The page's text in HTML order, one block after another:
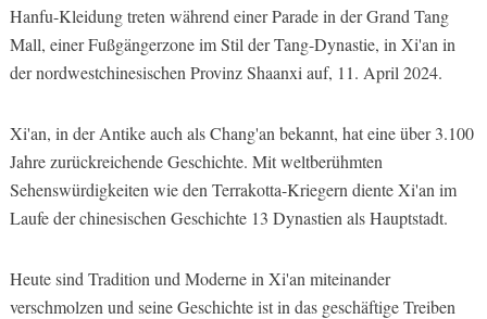
Hanfu-Kleidung treten während einer Parade in der Grand Tang
Mall, einer Fußgängerzone im Stil der Tang-Dynastie, in Xi'an in
der nordwestchinesischen Provinz Shaanxi auf, 11. April 2024.
Xi'an, in der Antike auch als Chang'an bekannt, hat eine über 3.100
Jahre zurückreichende Geschichte. Mit weltberühmten
Sehenswürdigkeiten wie den Terrakotta-Kriegern diente Xi'an im
Laufe der chinesischen Geschichte 13 Dynastien als Hauptstadt.
Heute sind Tradition und Moderne in Xi'an miteinander
verschmolzen und seine Geschichte ist in das geschäftige Treiben